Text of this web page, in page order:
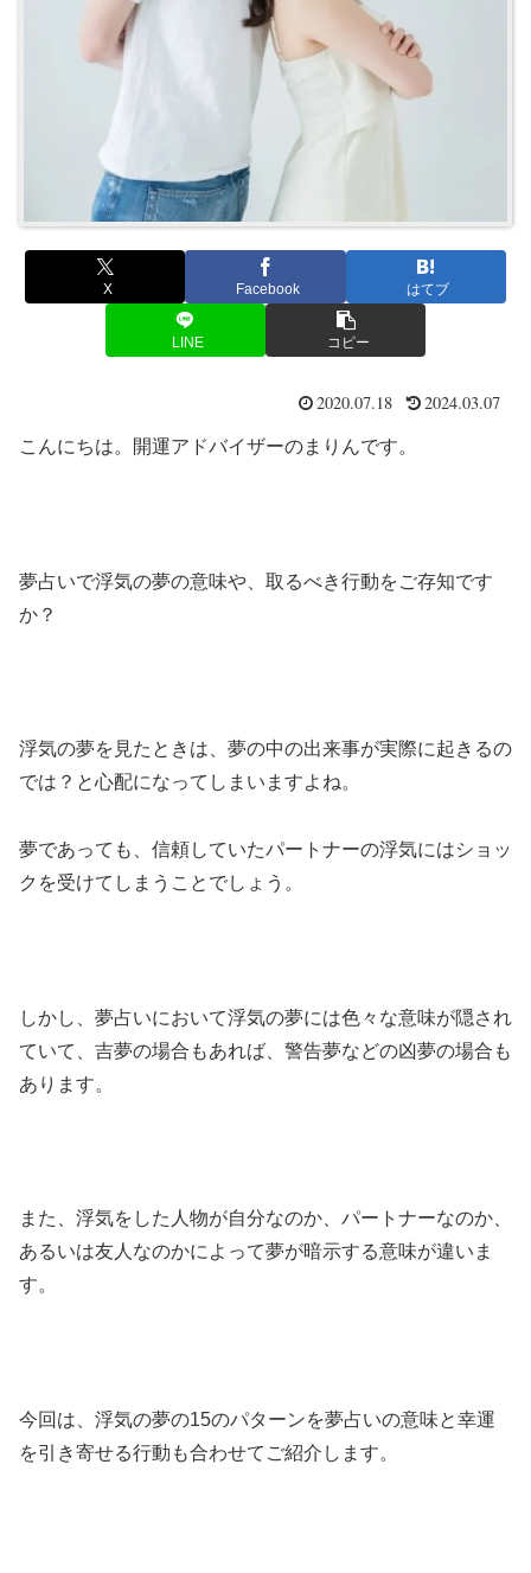
X Facebook はてブ
LINE コピー
2020.07.18 2024.03.07
こんにちは。開運アドバイザーのまりんです。
夢占いで浮気の夢の意味や、取るべき行動をご存知です
か？
浮気の夢を見たときは、夢の中の出来事が実際に起きるの
では？と心配になってしまいますよね。
夢であっても、信頼していたパートナーの浮気にはショッ
クを受けてしまうことでしょう。
しかし、夢占いにおいて浮気の夢には色々な意味が隠され
ていて、吉夢の場合もあれば、警告夢などの凶夢の場合も
あります。
また、浮気をした人物が自分なのか、パートナーなのか、
あるいは友人なのかによって夢が暗示する意味が違いま
す。
今回は、浮気の夢の15のパターンを夢占いの意味と幸運
を引き寄せる行動も合わせてご紹介します。